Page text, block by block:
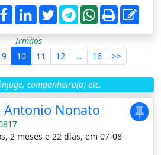
Irmãos
9 10 11 12 ... 16 >>
companheiro(a) etc.
Antonio Nonato
2 meses e 22 dias, em 07-08-